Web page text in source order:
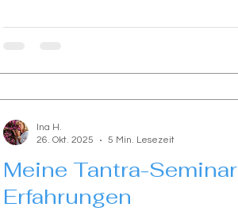
Meine Tantra-Seminar
Erfahrungen
Ina H.
26. Okt. 2025
5 Min. Lesezeit